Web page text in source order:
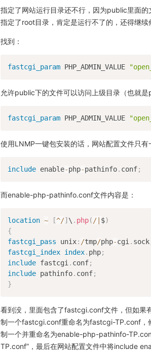
指定了网站运行目录还不行，因为public里面
指定了root目录，肯定是运行不了的，还得继
找到：
fastcgi_param PHP_ADMIN_VALUE
允许public下的文件可以访问上级目录（也就是
fastcgi_param PHP_ADMIN_VALUE
使用LNMP一键包安装的话，网站配置文件只有
include enable-php-pathinfo. conf;
而enable-php-pathinfo.conf文件内容是：
location ~ [^/] \ . php( /| $)
{
fastcgi_pass unix: /tmp/php-cgi . sock
fastcgi_index index. php;
include fastcgi . conf;
include pathinfo. conf;
}
看到没，里面包含了fastcgi.conf文件，但如果
制一个fastcgi.conf重命名为fastcgi-TP.conf
制一个并重命名为enable-php-pathinfo-
TP.conf”，最后在网站配置文件中将include